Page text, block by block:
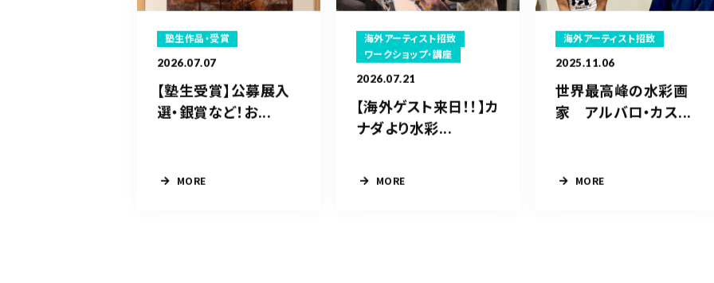
塾生作品・受賞
2026.07.07
【塾生受賞】公募展入
選・銀賞など！お...
MORE
海外アーティスト招致
ワークショップ・講座
2026.07.21
【海外ゲスト来日！！】カ
ナダより水彩...
MORE
海外アーティスト招致
2025.11.06
世界最高峰の水彩画
家 アルバロ・カス...
MORE